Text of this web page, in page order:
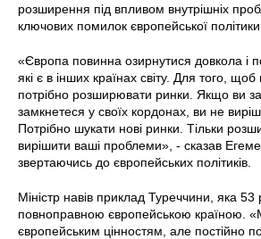
розширення під впливом внутрішніх
ключових помилок європейської політики.
«Європа повинна озирнутися довкола і
які є в інших країнах світу. Для того, щоб
потрібно розширювати ринки. Якщо ви
замкнетеся у своїх кордонах, ви не
Потрібно шукати нові ринки. Тільки
вирішити ваші проблеми», - сказав
звертаючись до європейських політиків.
Міністр навів приклад Туреччини, яка 53
повноправною європейською країною.
європейським цінностям, але постійно